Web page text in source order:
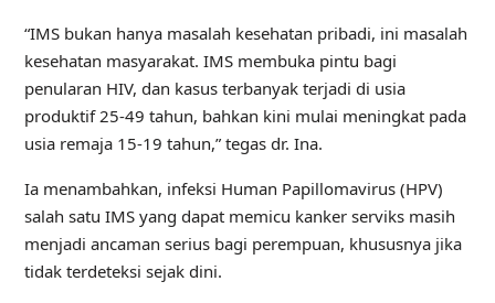
“IMS bukan hanya masalah kesehatan pribadi, ini masalah
kesehatan masyarakat. IMS membuka pintu bagi
penularan HIV, dan kasus terbanyak terjadi di usia
produktif 25-49 tahun, bahkan kini mulai meningkat pada
usia remaja 15-19 tahun,” tegas dr. Ina.
Ia menambahkan, infeksi Human Papillomavirus (HPV)
salah satu IMS yang dapat memicu kanker serviks masih
menjadi ancaman serius bagi perempuan, khususnya jika
tidak terdeteksi sejak dini.